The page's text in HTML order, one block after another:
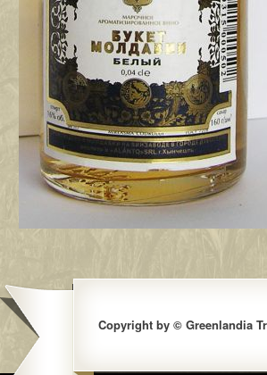
Copyright by © Greenlandia